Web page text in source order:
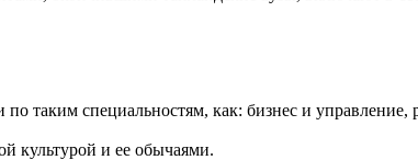
таким специальностям, как: бизнес и управление,
культурой и ее обычаями.